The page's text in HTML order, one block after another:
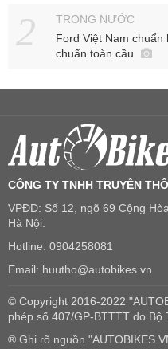
TRONG NƯỚC
Ford Việt Nam
chuẩn toàn cầu
CÔNG TY TNHH TRUYỀN
VPĐD: Số 12, ngõ 69 Cộng
Hà Nội.
Hotline: 0904258081
Email: huutho@autobikes.vn
© Copyright 2016-2022
phép số 407/GP-BTTTT do Bộ
® Ghi rõ nguồn